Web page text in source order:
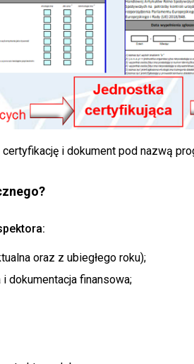
i dokument pod nazwą
oraz z ubiegłego roku);
dokumentacja finansowa;